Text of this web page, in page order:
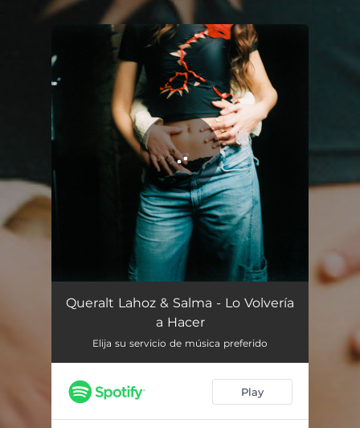
You're all set!
Lo Volvería a Hacer 02:48
Queralt Lahoz & Salma - Lo Volvería
a Hacer
Elija su servicio de música preferido
Play